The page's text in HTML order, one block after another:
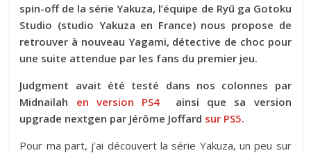
spin-off de la série Yakuza, l’équipe de Ryū ga Gotoku
Studio (studio Yakuza en France) nous propose de
retrouver à nouveau Yagami, détective de choc pour
une suite attendue par les fans du premier jeu.
Judgment avait été testé dans nos colonnes par
Midnailah en version PS4 ainsi que sa version
upgrade nextgen par Jérôme Joffard sur PS5.
Pour ma part, j’ai découvert la série Yakuza, un peu sur